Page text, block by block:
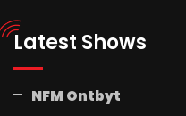
Latest Shows
NFM Ontbyt